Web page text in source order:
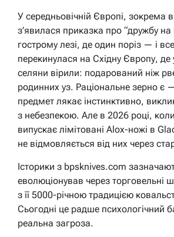
У середньовічній Європі, зокрема в
з’явилася приказка про “дружбу
гострому лезі, де один поріз — і
перекинулася на Східну Європу, де
селяни вірили: подарований ніж
родинних уз. Раціональне зерно є
предмет лякає інстинктивно,
з небезпекою. Але в 2026 році,
випускає лімітовані Alox-ножі в
не відмовляється від них через
Історики з bpsknives.com
еволюціонував через торговельні
з її 5000-річною традицією
Сьогодні це радше психологічний
реальна загроза.